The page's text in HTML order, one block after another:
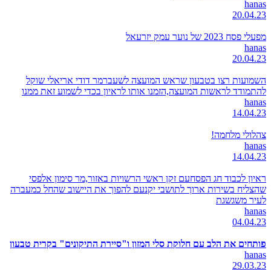
hanas
20.04.23
מפעלי פסח 2023 של נוער עמק יזרעאל
hanas
20.04.23
השמועות רצו בטבעון שראש המועצה לשעברמר דודי אריאלי שוקל
להתמודד לראשות המועצה,הזמנו אותו לראיון בכדי לשמוע זאת ממנו
hanas
14.04.23
צהלולי מלחמה!
hanas
14.04.23
ראיון לכבוד חג הפסחעם זקן ראשי הרשויות באזור,מר סימון אלפסי
שהצליח בשירות ארוך לתושבי יקנעם להפוך את היישוב שהחל כמעברה
לעיר משגשגת
hanas
04.04.23
פותחים את הלב עם חלוקת סלי המזון ו"סיירת התיקונים" בקרית טבעון
hanas
29.03.23